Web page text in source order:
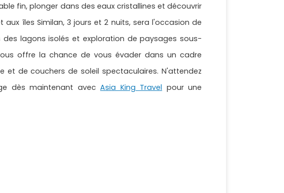
fin, plonger dans des eaux cristallines et découvrir
îles Similan, 3 jours et 2 nuits, sera l'occasion de
lagons isolés et exploration de paysages sous-
offre la chance de vous évader dans un cadre
de couchers de soleil spectaculaires. N'attendez
dès maintenant avecAsia King Travel pour une